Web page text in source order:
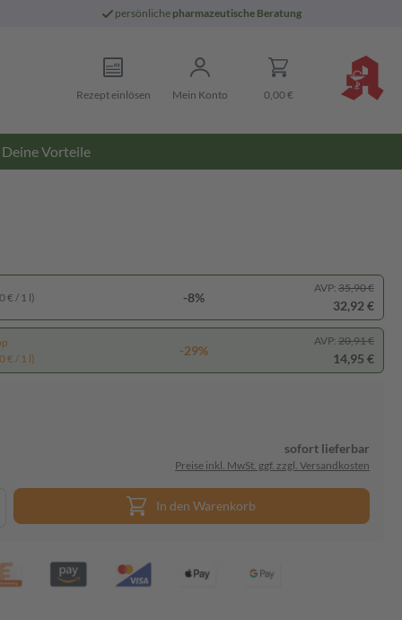
persönliche pharmazeutische Beratung
Rezept einlösen Mein Konto 0,00 €
Deine Vorteile
€ / 1 l) -8%
AVP: 35,90 €
32,92 €
€ / 1 l)
-29%
AVP: 20,91 €
14,95 €
sofort lieferbar
Preise inkl. MwSt. ggf. zzgl. Versandkosten
In den Warenkorb